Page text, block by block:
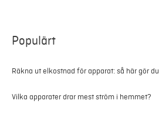
Populärt
Räkna ut elkostnad för apparat: så här gör du
Vilka apparater drar mest ström i hemmet?